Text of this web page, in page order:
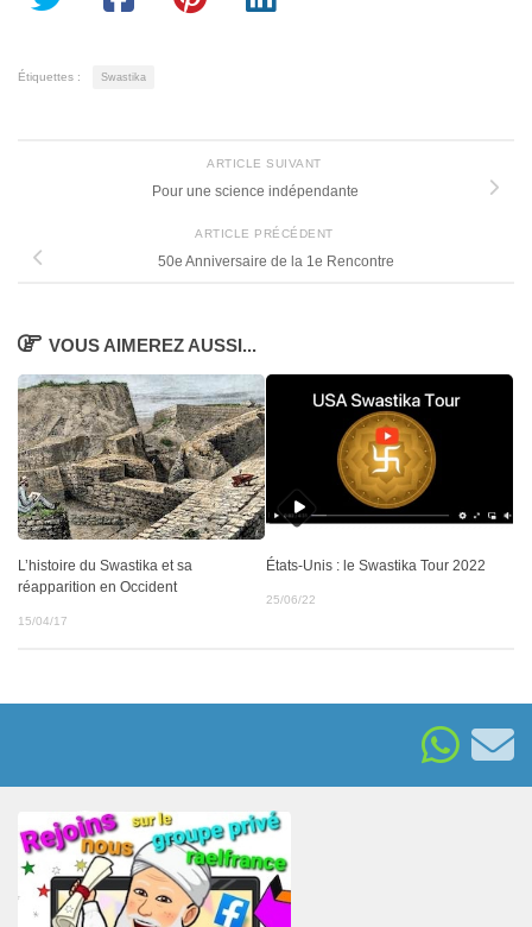
Étiquettes : Swastika
ARTICLE SUIVANT
Pour une science indépendante
ARTICLE PRÉCÉDENT
50e Anniversaire de la 1e Rencontre
VOUS AIMEREZ AUSSI...
L’histoire du Swastika et sa
réapparition en Occident
15/04/17
États-Unis : le Swastika Tour 2022
25/06/22